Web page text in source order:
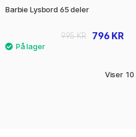
Barbie Lysbord 65 deler
796 KR
995 KR
Viser 10